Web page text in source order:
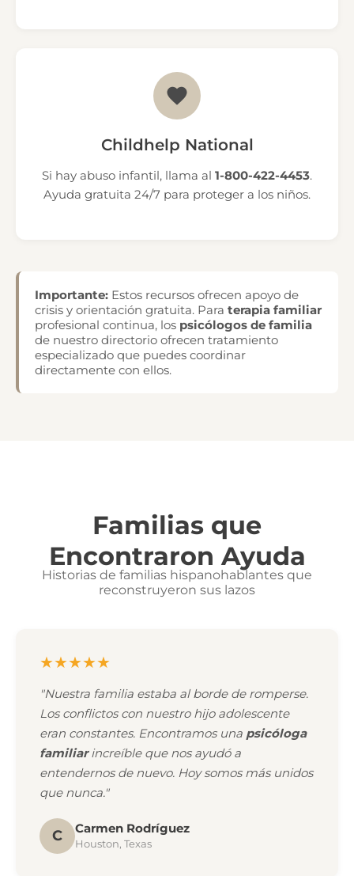
Childhelp National
Si hay abuso infantil, llama al 1-800-422-4453.
Ayuda gratuita 24/7 para proteger a los niños.
Importante: Estos recursos ofrecen apoyo de
crisis y orientación gratuita. Para terapia familiar
profesional continua, los psicólogos de familia
de nuestro directorio ofrecen tratamiento
especializado que puedes coordinar
directamente con ellos.
Familias que
Encontraron Ayuda
Historias de familias hispanohablantes que
reconstruyeron sus lazos
★★★★★
"Nuestra familia estaba al borde de romperse.
Los conflictos con nuestro hijo adolescente
eran constantes. Encontramos una psicóloga
familiarincreíble que nos ayudó a
entendernos de nuevo. Hoy somos más unidos
que nunca."
C Carmen Rodríguez
Houston, Texas